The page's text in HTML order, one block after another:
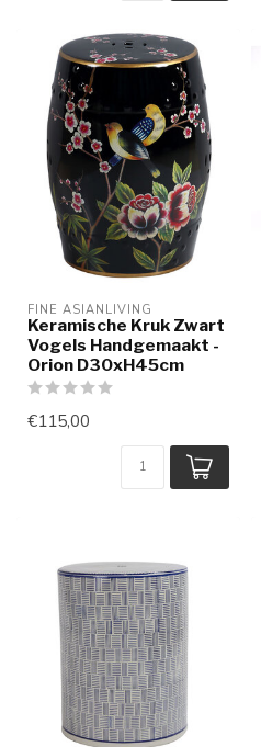
FINE ASIANLIVING
Keramische Kruk Zwart
Vogels Handgemaakt -
Orion D30xH45cm
€115,00